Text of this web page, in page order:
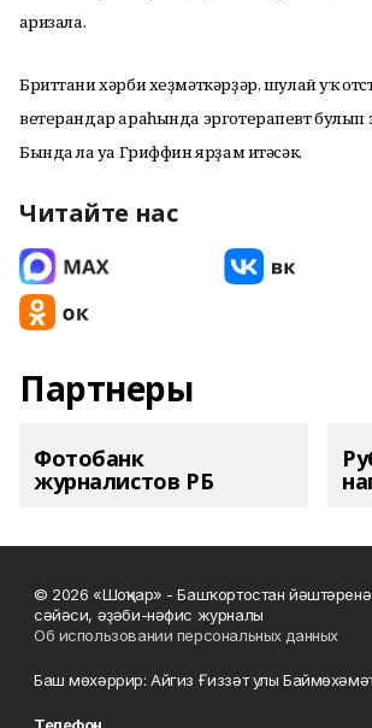
ғаризала.
Бриттани хәрби хеҙмәткәрҙәр, шулай уҡ
ветерандар араһында эрготерапевт
Бында ла уға Гриффин ярҙам итәсәк.
Читайте нас
Партнеры
Фотобанк
журналистов РБ
© 2026 «Шоңҡар» - Башҡортостан
сәйәси, әҙәби-нәфис журналы
Об использовании персональных данных
Баш мөхәррир: Айгиз Ғиззәт улы